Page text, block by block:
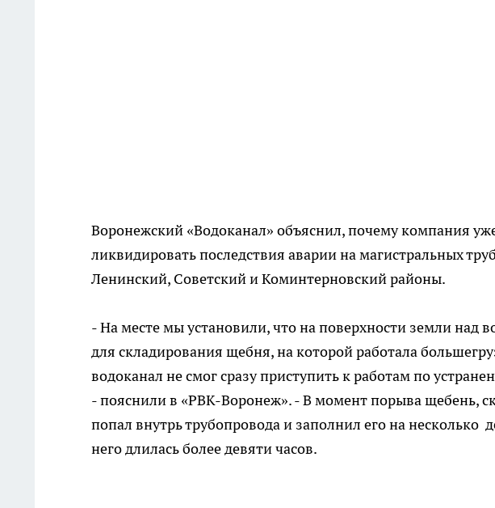
Воронежский «Водоканал» объяснил, почему компания
ликвидировать последствия аварии на магистральных
Ленинский, Советский и Коминтерновский районы.
- На месте мы установили, что на поверхности земли над
для складирования щебня, на которой работала
водоканал не смог сразу приступить к работам по
- пояснили в «РВК-Воронеж». - В момент порыва щебень,
попал внутрь трубопровода и заполнил его на несколько
него длилась более девяти часов.